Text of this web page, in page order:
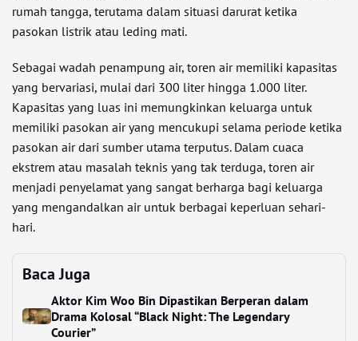
rumah tangga, terutama dalam situasi darurat ketika
pasokan listrik atau leding mati.
Sebagai wadah penampung air, toren air memiliki kapasitas
yang bervariasi, mulai dari 300 liter hingga 1.000 liter.
Kapasitas yang luas ini memungkinkan keluarga untuk
memiliki pasokan air yang mencukupi selama periode ketika
pasokan air dari sumber utama terputus. Dalam cuaca
ekstrem atau masalah teknis yang tak terduga, toren air
menjadi penyelamat yang sangat berharga bagi keluarga
yang mengandalkan air untuk berbagai keperluan sehari-
hari.
Baca Juga
Aktor Kim Woo Bin Dipastikan Berperan dalam
Drama Kolosal “Black Night: The Legendary
Courier”